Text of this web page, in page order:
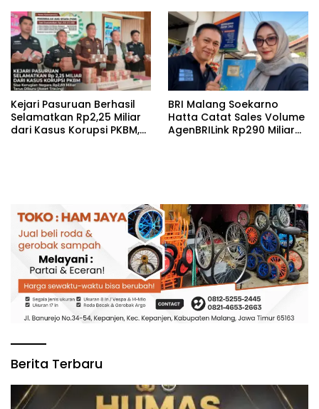
Kejari Pasuruan Berhasil
Selamatkan Rp2,25 Miliar
dari Kasus Korupsi PKBM,
BRI Malang Soekarno
Hatta Catat Sales Volume
AgenBRILink Rp290 Miliar
Berita Terbaru